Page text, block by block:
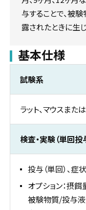
与することで、被
露されたときに生
基本仕様
試験系
ラット、マウスまた
検査・実験（単回投
投与（単回）、症
オプション：摂
被験物質/投与液